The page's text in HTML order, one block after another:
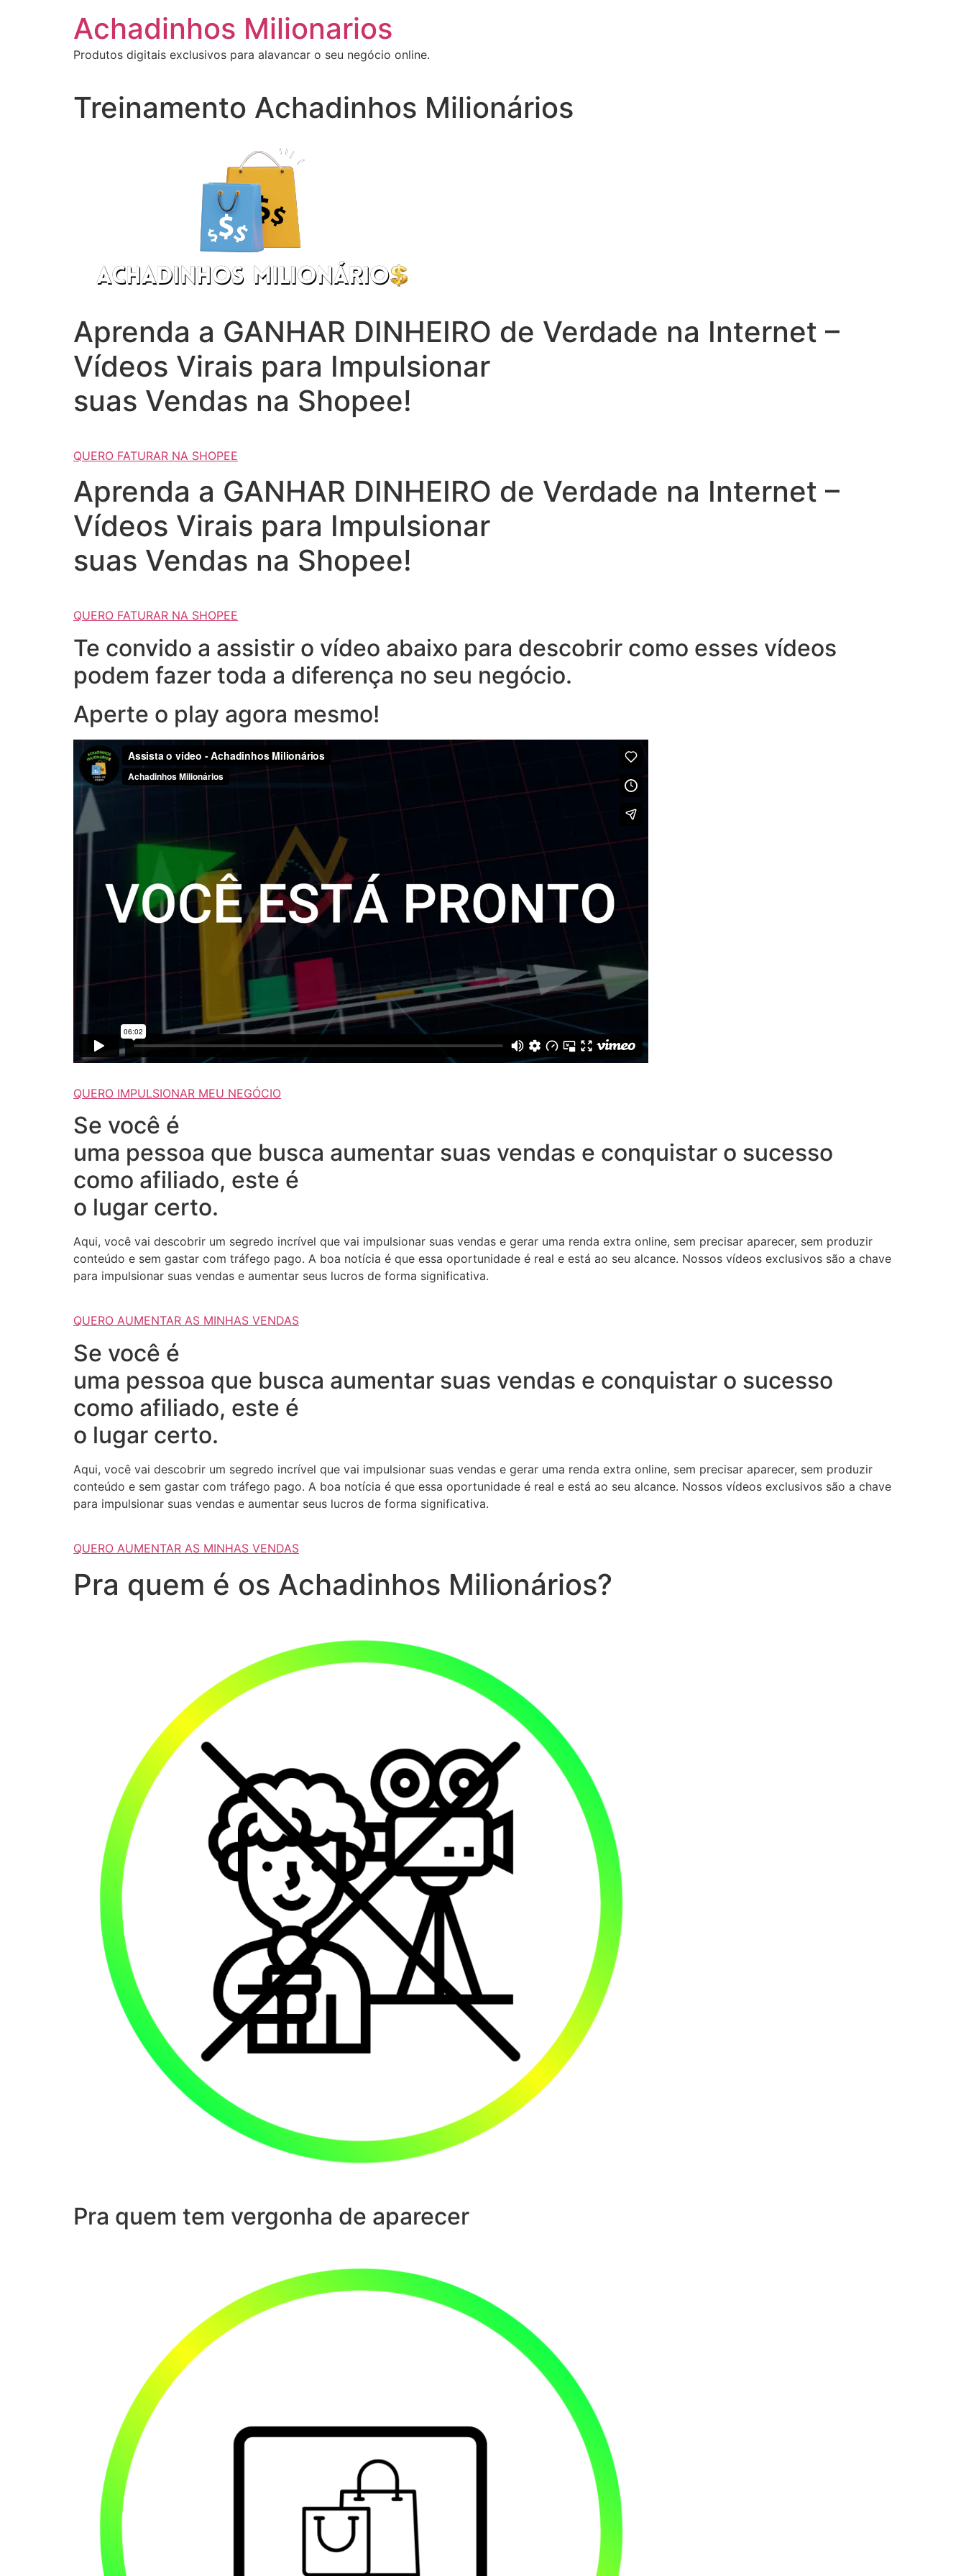
Achadinhos Milionarios
Produtos digitais exclusivos para alavancar o seu negócio online.
Treinamento Achadinhos Milionários
Aprenda a GANHAR DINHEIRO de Verdade na Internet –
Vídeos Virais para Impulsionar
suas Vendas na Shopee!
QUERO FATURAR NA SHOPEE
Aprenda a GANHAR DINHEIRO de Verdade na Internet –
Vídeos Virais para Impulsionar
suas Vendas na Shopee!
QUERO FATURAR NA SHOPEE
Te convido a assistir o vídeo abaixo para descobrir como esses vídeos
podem fazer toda a diferença no seu negócio.
Aperte o play agora mesmo!
QUERO IMPULSIONAR MEU NEGÓCIO
Se você é
uma pessoa que busca aumentar suas vendas e conquistar o sucesso
como afiliado, este é
o lugar certo.
Aqui, você vai descobrir um segredo incrível que vai impulsionar suas vendas e gerar uma renda extra online, sem precisar aparecer, sem produzir
conteúdo e sem gastar com tráfego pago. A boa notícia é que essa oportunidade é real e está ao seu alcance. Nossos vídeos exclusivos são a chave
para impulsionar suas vendas e aumentar seus lucros de forma significativa.
QUERO AUMENTAR AS MINHAS VENDAS
Se você é
uma pessoa que busca aumentar suas vendas e conquistar o sucesso
como afiliado, este é
o lugar certo.
Aqui, você vai descobrir um segredo incrível que vai impulsionar suas vendas e gerar uma renda extra online, sem precisar aparecer, sem produzir
conteúdo e sem gastar com tráfego pago. A boa notícia é que essa oportunidade é real e está ao seu alcance. Nossos vídeos exclusivos são a chave
para impulsionar suas vendas e aumentar seus lucros de forma significativa.
QUERO AUMENTAR AS MINHAS VENDAS
Pra quem é os Achadinhos Milionários?
Pra quem tem vergonha de aparecer